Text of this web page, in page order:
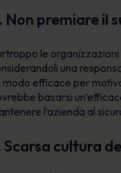
Non premiare il
le
una
modo efficace per
basarsi
l’azienda al
Scarsa cultura